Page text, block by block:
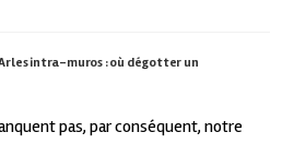
intra-muros : où dégotter un
pas, par conséquent, notre